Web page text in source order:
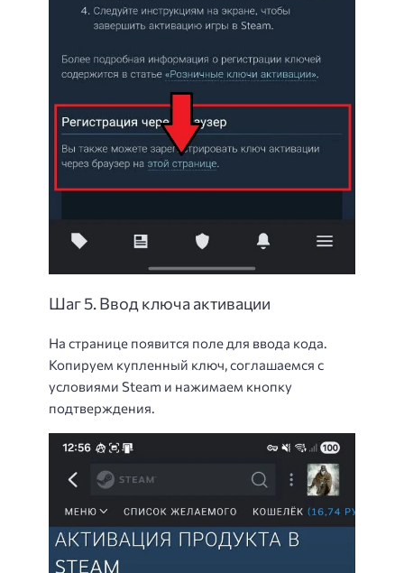
Шаг 5. Ввод ключа активации
На странице появится поле для ввода кода.
Копируем купленный ключ, соглашаемся с
условиями Steam и нажимаем кнопку
подтверждения.